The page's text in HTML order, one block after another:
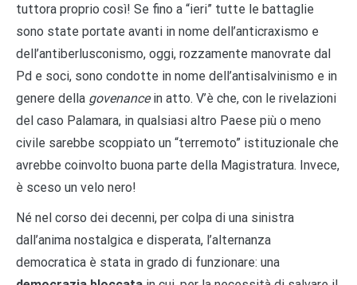
tuttora proprio così! Se fino a “ieri” tutte le battaglie
sono state portate avanti in nome dell’anticraxismo e
dell’antiberlusconismo, oggi, rozzamente manovrate dal
Pd e soci, sono condotte in nome dell’antisalvinismo e in
genere della govenancein atto. V’è che, con le rivelazioni
del caso Palamara, in qualsiasi altro Paese più o meno
civile sarebbe scoppiato un “terremoto” istituzionale che
avrebbe coinvolto buona parte della Magistratura. Invece,
è sceso un velo nero!
Né nel corso dei decenni, per colpa di una sinistra
dall’anima nostalgica e disperata, l’alternanza
democratica è stata in grado di funzionare: una